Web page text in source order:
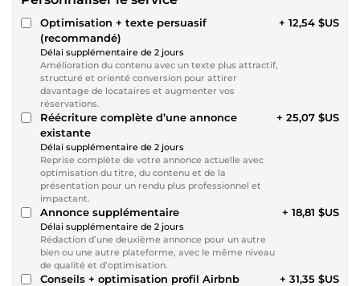
Optimisation + texte persuasif
(recommandé)
Délai supplémentaire de 2 jours
Amélioration du contenu avec un texte plus attractif,
structuré et orienté conversion pour attirer
davantage de locataires et augmenter vos
réservations.
+ 12,54 $US
Réécriture complète d’une annonce
existante
Délai supplémentaire de 2 jours
Reprise complète de votre annonce actuelle avec
optimisation du titre, du contenu et de la
présentation pour un rendu plus professionnel et
impactant.
+ 25,07 $US
Annonce supplémentaire
Délai supplémentaire de 2 jours
Rédaction d’une deuxième annonce pour un autre
bien ou une autre plateforme, avec le même niveau
de qualité et d’optimisation.
+ 18,81 $US
Conseils + optimisation profil Airbnb + 31,35 $US